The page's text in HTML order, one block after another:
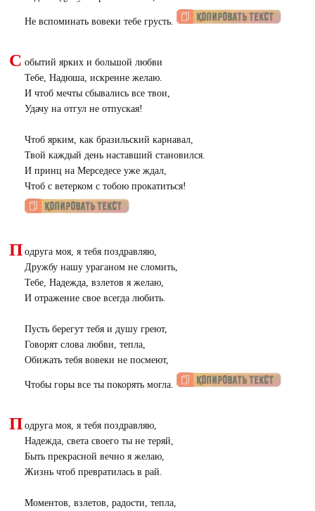
Не вспоминать вовеки тебе грусть.
С обытий ярких и большой любви
Тебе, Надюша, искренне желаю.
И чтоб мечты сбывались все твои,
Удачу на отгул не отпуская!
Чтоб ярким, как бразильский карнавал,
Твой каждый день наставший становился.
И принц на Мерседесе уже ждал,
Чтоб с ветерком с тобою прокатиться!
П одруга моя, я тебя поздравляю,
Дружбу нашу ураганом не сломить,
Тебе, Надежда, взлетов я желаю,
И отражение свое всегда любить.
Пусть берегут тебя и душу греют,
Говорят слова любви, тепла,
Обижать тебя вовеки не посмеют,
Чтобы горы все ты покорять могла.
П одруга моя, я тебя поздравляю,
Надежда, света своего ты не теряй,
Быть прекрасной вечно я желаю,
Жизнь чтоб превратилась в рай.
Моментов, взлетов, радости, тепла,